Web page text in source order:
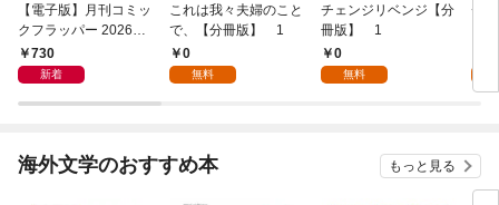
【電子版】月刊コミッ
クフラッパー 2026年9
月号730
新着
これは我々夫婦のこと
で、【分冊版】 1
0
無料
チェンジリベンジ【分
冊版】 1
0
無料
チ
海外文学のおすすめ本 もっと見る